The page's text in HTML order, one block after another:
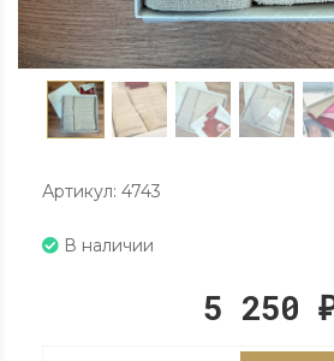
Артикул: 4743
В наличии
5 250